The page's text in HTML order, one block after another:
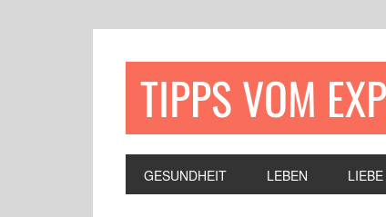
TIPPS VOM
GESUNDHEIT LEBEN LIEBE